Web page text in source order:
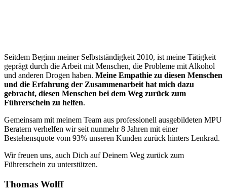
Seitdem Beginn meiner Selbstständigkeit 2010, ist meine Tätigkeit
geprägt durch die Arbeit mit Menschen, die Probleme mit Alkohol
und anderen Drogen haben. Meine Empathie zu diesen Menschen
und die Erfahrung der Zusammenarbeit hat mich dazu
gebracht, diesen Menschen bei dem Weg zurück zum
Führerschein zu helfen.
Gemeinsam mit meinem Team aus professionell ausgebildeten MPU
Beratern verhelfen wir seit nunmehr 8 Jahren mit einer
Bestehensquote vom 93% unseren Kunden zurück hinters Lenkrad.
Wir freuen uns, auch Dich auf Deinem Weg zurück zum
Führerschein zu unterstützen.
Thomas Wolff